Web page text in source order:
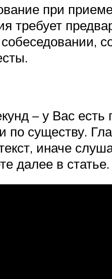
при
требует
– у Вас
и по существу.
иначе
далее в статье.